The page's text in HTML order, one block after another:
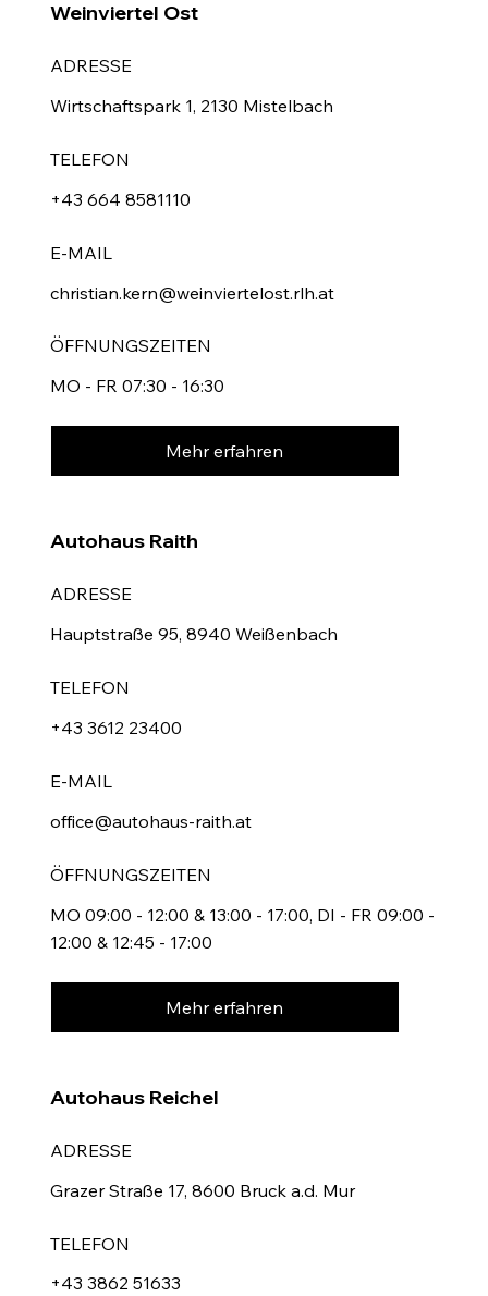
Weinviertel Ost
ADRESSE
Wirtschaftspark 1, 2130 Mistelbach
TELEFON
+43 664 8581110
E-MAIL
christian.kern@weinviertelost.rlh.at
ÖFFNUNGSZEITEN
MO - FR 07:30 - 16:30
Mehr erfahren
Autohaus Raith
ADRESSE
Hauptstraße 95, 8940 Weißenbach
TELEFON
+43 3612 23400
E-MAIL
office@autohaus-raith.at
ÖFFNUNGSZEITEN
MO 09:00 - 12:00 & 13:00 - 17:00, DI - FR 09:00 -
12:00 & 12:45 - 17:00
Mehr erfahren
Autohaus Reichel
ADRESSE
Grazer Straße 17, 8600 Bruck a.d. Mur
TELEFON
+43 3862 51633